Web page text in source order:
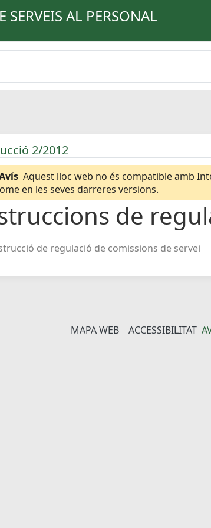
AL PERSONAL
2/2012
Aquest lloc web no és compatible amb
en les seves darreres versions.
de
de regulació de comissions de servei
MAPA WEB ACCESSIBILITAT